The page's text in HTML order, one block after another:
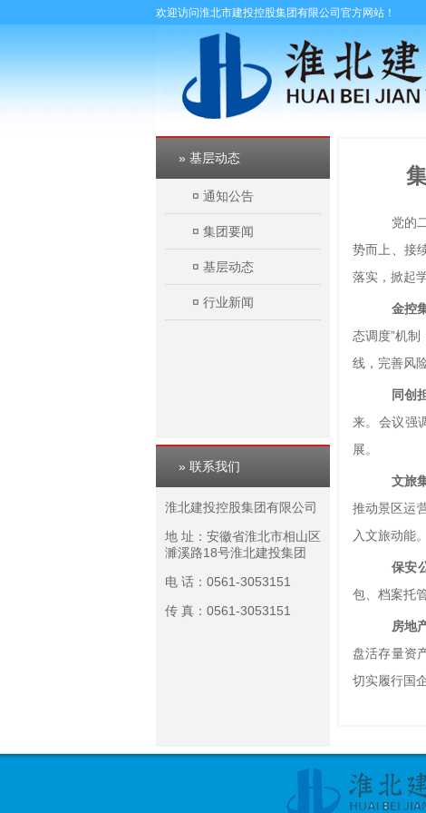
欢迎访问淮北市建投控股集团有限公司官方网站！
» 基层动态
¤ 通知公告
¤ 集团要闻
¤ 基层动态
¤ 行业新闻
» 联系我们
淮北建投控股集团有限公司
地 址：安徽省淮北市相山区
濉溪路18号淮北建投集团
电 话：0561-3053151
传 真：0561-3053151
党的
势而上、接
落实，掀起
金控
态调度”机
线，完善风
同创
来。会议强
展。
文旅
推动景区运
入文旅动能。
保安
包、档案托
房地
盘活存量资
切实履行国